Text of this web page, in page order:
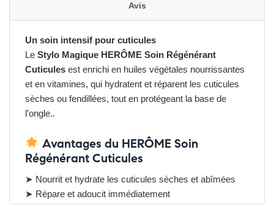
Avis
Un soin intensif pour cuticules
Le Stylo Magique HERÔME Soin Régénérant
Cuticules est enrichi en huiles végétales nourrissantes
et en vitamines, qui hydratent et réparent les cuticules
sèches ou fendillées, tout en protégeant la base de
l’ongle..
Avantages du HERÔME Soin
Régénérant Cuticules
➤ Nourrit et hydrate les cuticules sèches et abîmées
➤ Répare et adoucit immédiatement